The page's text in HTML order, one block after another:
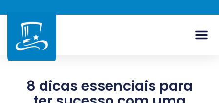
8 dicas essenciais para